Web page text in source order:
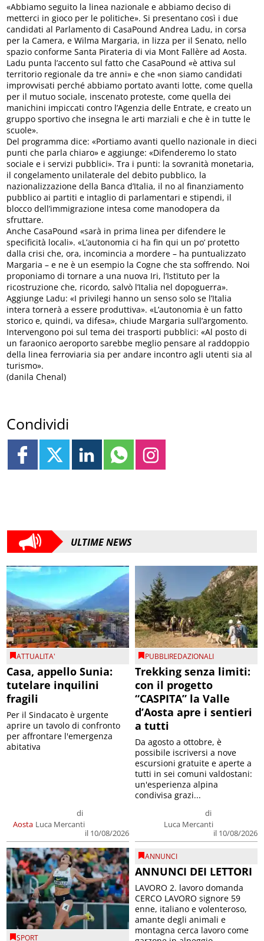
«Abbiamo seguito la linea nazionale e abbiamo deciso di
metterci in gioco per le politiche». Si presentano così i due
candidati al Parlamento di CasaPound Andrea Ladu, in corsa
per la Camera, e Wilma Margaria, in lizza per il Senato, nello
spazio conforme Santa Pirateria di via Mont Fallère ad Aosta.
Ladu punta l’accento sul fatto che CasaPound «è attiva sul
territorio regionale da tre anni» e che «non siamo candidati
improvvisati perché abbiamo portato avanti lotte, come quella
per il mutuo sociale, inscenato proteste, come quella dei
manichini impiccati contro l’Agenzia delle Entrate, e creato un
gruppo sportivo che insegna le arti marziali e che è in tutte le
scuole».
Del programma dice: «Portiamo avanti quello nazionale in dieci
punti che parla chiaro» e aggiunge: «Difenderemo lo stato
sociale e i servizi pubblici». Tra i punti: la sovranità monetaria,
il congelamento unilaterale del debito pubblico, la
nazionalizzazione della Banca d’Italia, il no al finanziamento
pubblico ai partiti e intaglio di parlamentari e stipendi, il
blocco dell’immigrazione intesa come manodopera da
sfruttare.
Anche CasaPound «sarà in prima linea per difendere le
specificità locali». «L’autonomia ci ha fin qui un po’ protetto
dalla crisi che, ora, incomincia a mordere – ha puntualizzato
Margaria – e ne è un esempio la Cogne che sta soffrendo. Noi
proponiamo di tornare a una nuova Iri, l’Istituto per la
ricostruzione che, ricordo, salvò l’Italia nel dopoguerra».
Aggiunge Ladu: «I privilegi hanno un senso solo se l’Italia
intera tornerà a essere produttiva». «L’autonomia è un fatto
storico e, quindi, va difesa», chiude Margaria sull’argomento.
Intervengono poi sul tema dei trasporti pubblici: «Al posto di
un faraonico aeroporto sarebbe meglio pensare al raddoppio
della linea ferroviaria sia per andare incontro agli utenti sia al
turismo».
(danila Chenal)
Condividi
ULTIME NEWS
ATTUALITA'
Casa, appello Sunia:
tutelare inquilini
fragili
Aosta
di
Luca Mercanti
il 10/08/2026
Per il Sindacato è urgente
aprire un tavolo di confronto
per affrontare l'emergenza
abitativa
PUBBLIREDAZIONALI
Trekking senza limiti:
con il progetto
“CASPITA” la Valle
d’Aosta apre i sentieri
a tutti
di
Luca Mercanti
il 10/08/2026
Da agosto a ottobre, è
possibile iscriversi a nove
escursioni gratuite e aperte a
tutti in sei comuni valdostani:
un'esperienza alpina
condivisa grazi...
SPORT
ANNUNCI
ANNUNCI DEI LETTORI
LAVORO 2. lavoro domanda
CERCO LAVORO signore 59
enne, italiano e volenteroso,
amante degli animali e
montagna cerca lavoro come